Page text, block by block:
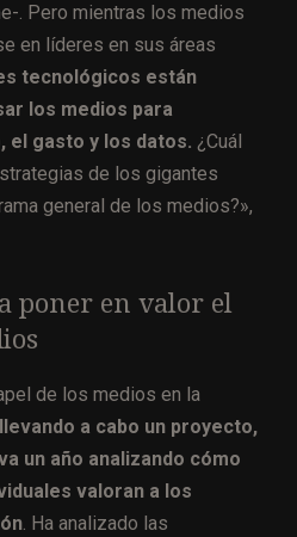
. Pero mientras los medios
en líderes en sus áreas
tecnológicos están
los medios para
el gasto y los datos. ¿Cuál
de los gigantes
general de los medios?»,
poner en valor el
de los medios en la
a cabo un proyecto,
un año analizando cómo
valoran a los
. Ha analizado las